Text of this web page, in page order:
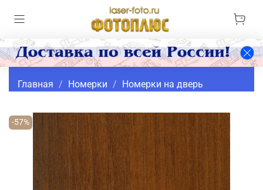
Главная Номерки Номерки на дверь
-57%